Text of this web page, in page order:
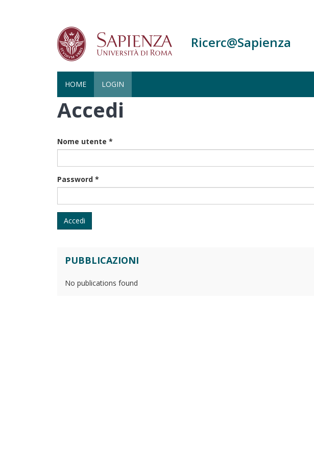
Ricerc@Sapienza
HOME LOGIN
Accedi
Nome utente *
Password *
Accedi
PUBBLICAZIONI
No publications found